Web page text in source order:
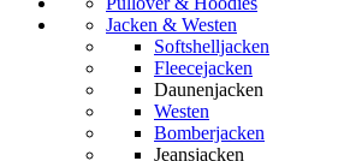
Jacken & Westen
Softshelljacken
Fleecejacken
Daunenjacken
Westen
Bomberjacken
Jeansjacken